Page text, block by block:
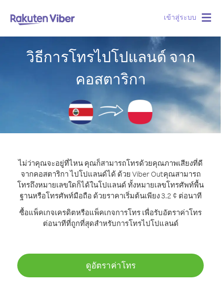
เข้าสู่ระบบ
วิธีการโทรไปโปแลนด์ จาก
คอสตาริกา
ไม่ว่าคุณจะอยู่ที่ไหน คุณก็สามารถโทรด้วยคุณภาพเสียงที่ดี
จากคอสตาริกา ไปโปแลนด์ได้ ด้วย Viber Outคุณสามารถ
โทรถึงหมายเลขใดก็ได้ในโปแลนด์ ทั้งหมายเลขโทรศัพท์พื้น
ฐานหรือโทรศัพท์มือถือ ด้วยราคาเริ่มต้นเพียง 3.2 ¢ ต่อนาที
ซื้อแพ็คเกจเครดิตหรือแพ็คเกจการโทร เพื่อรับอัตราค่าโทร
ต่อนาทีที่ถูกที่สุดสำหรับการโทรไปโปแลนด์
ดูอัตราค่าโทร